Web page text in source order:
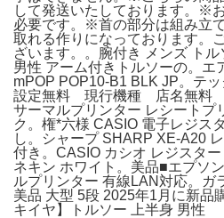
して発送いたしております。※
必要です。※首の部分は組み立
取れる作りになっております。
ざいます。。腕付き メンズ ト
男性 アーム付きトルソーの。
mPOP POP10-B1 BLK JP。テ
設定無料 現行機種 店名無料
サーマルプリンター レシート
ク。権*六様 CASIO 電子レジス
し。シャープ SHARP XE-A20
付き。CASIO カシオ レジスタ
ネキン ホワイト。美品■エプソ
ルプリンター 有線LAN対応。ガ
美品 大型 5段 2025年1月に新品
キイヤ】トルソー 上半身 男性